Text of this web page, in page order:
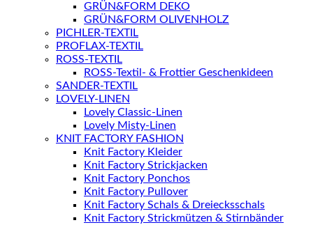
GRÜN&FORM DEKO
GRÜN&FORM OLIVENHOLZ
PICHLER-TEXTIL
PROFLAX-TEXTIL
ROSS-TEXTIL
ROSS-Textil- & Frottier Geschenkideen
SANDER-TEXTIL
LOVELY-LINEN
Lovely Classic-Linen
Lovely Misty-Linen
KNIT FACTORY FASHION
Knit Factory Kleider
Knit Factory Strickjacken
Knit Factory Ponchos
Knit Factory Pullover
Knit Factory Schals & Dreiecksschals
Knit Factory Strickmützen & Stirnbänder